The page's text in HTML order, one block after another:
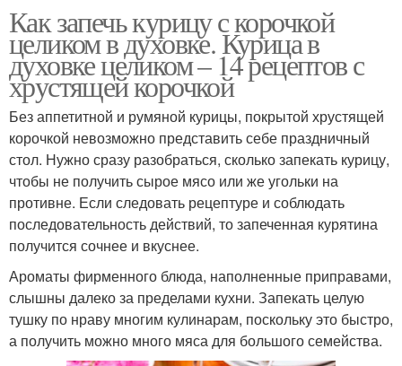
Как запечь курицу с корочкой
целиком в духовке. Курица в
духовке целиком – 14 рецептов с
хрустящей корочкой
Без аппетитной и румяной курицы, покрытой хрустящей
корочкой невозможно представить себе праздничный
стол. Нужно сразу разобраться, сколько запекать курицу,
чтобы не получить сырое мясо или же угольки на
противне. Если следовать рецептуре и соблюдать
последовательность действий, то запеченная курятина
получится сочнее и вкуснее.
Ароматы фирменного блюда, наполненные приправами,
слышны далеко за пределами кухни. Запекать целую
тушку по нраву многим кулинарам, поскольку это быстро,
а получить можно много мяса для большого семейства.